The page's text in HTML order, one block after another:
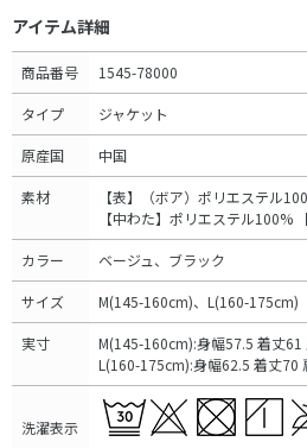
アイテム詳細
商品番号 1545-78000
タイプ ジャケット
原産国 中国
素材
【表】（ボア）ポリエステル
【中わた】ポリエステル100%
カラー ベージュ、ブラック
サイズ M(145-160cm)、L(160-175cm)
実寸
M(145-160cm):身幅57.5 着丈61
L(160-175cm):身幅62.5 着丈70
洗濯表示